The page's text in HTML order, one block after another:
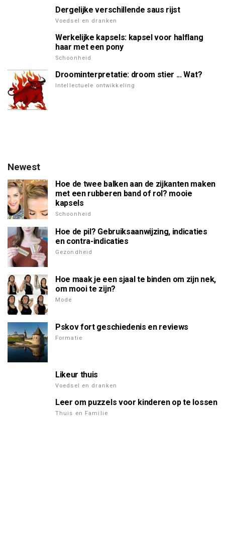
Dergelijke verschillende saus rijst
Voedsel en dranken
Werkelijke kapsels: kapsel voor halflang
haar met een pony
Schoonheid
Droominterpretatie: droom stier ... Wat?
Intellectuele ontwikkeling
Newest
Hoe de twee balken aan de zijkanten maken
met een rubberen band of rol? mooie
kapsels
Schoonheid
Hoe de pil? Gebruiksaanwijzing, indicaties
en contra-indicaties
Gezondheid
Hoe maak je een sjaal te binden om zijn nek,
om mooi te zijn?
Mode
Pskov fort geschiedenis en reviews
Formatie
Likeur thuis
Voedsel en dranken
Leer om puzzels voor kinderen op te lossen
Thuis en Familie